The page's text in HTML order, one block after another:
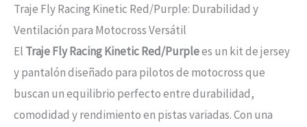
Traje Fly Racing Kinetic Red/Purple: Durabilidad y
Ventilación para Motocross Versátil
El Traje Fly Racing Kinetic Red/Purplees un kit de jersey
y pantalón diseñado para pilotos de motocross que
buscan un equilibrio perfecto entre durabilidad,
comodidad y rendimiento en pistas variadas. Con una